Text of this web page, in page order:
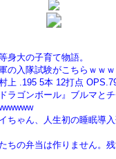
身大の子育て物語。
の入隊試験がこちらｗｗ
上 .195 5本 12打点
ラゴンボール』ブルマと
ちゃん、人生初の睡眠導
ちの弁当は作りません。